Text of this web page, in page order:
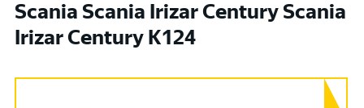
Scania Scania Irizar Century Scania
Irizar Century K124